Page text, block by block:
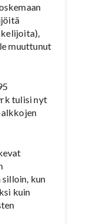
muuttunut
tulisi nyt
kun
kuin